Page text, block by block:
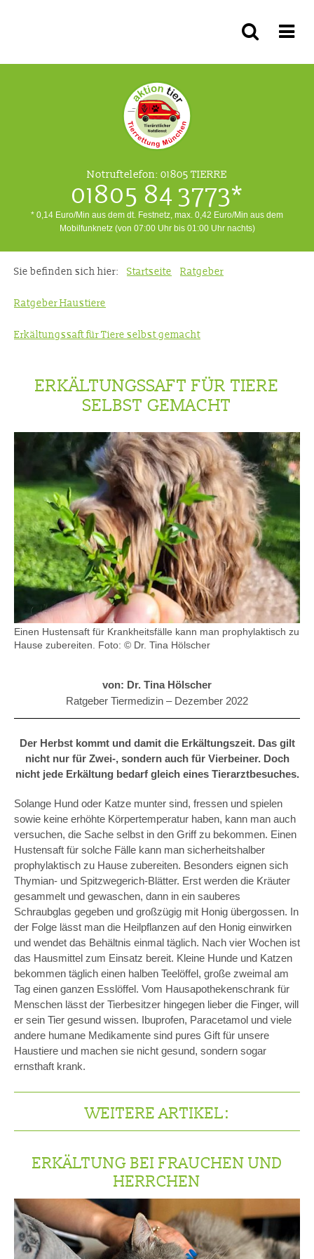
Notruftelefon: 01805 TIERRE
01805 84 3773*
* 0,14 Euro/Min aus dem dt. Festnetz, max. 0,42 Euro/Min aus dem
Mobilfunknetz (von 07:00 Uhr bis 01:00 Uhr nachts)
Sie befinden sich hier: Startseite Ratgeber
Ratgeber Haustiere
Erkältungssaft für Tiere selbst gemacht
ERKÄLTUNGSSAFT FÜR TIERE
SELBST GEMACHT
Einen Hustensaft für Krankheitsfälle kann man prophylaktisch zu
Hause zubereiten. Foto: © Dr. Tina Hölscher
von: Dr. Tina Hölscher
Ratgeber Tiermedizin – Dezember 2022
Der Herbst kommt und damit die Erkältungszeit. Das gilt
nicht nur für Zwei-, sondern auch für Vierbeiner. Doch
nicht jede Erkältung bedarf gleich eines Tierarztbesuches.
Solange Hund oder Katze munter sind, fressen und spielen
sowie keine erhöhte Körpertemperatur haben, kann man auch
versuchen, die Sache selbst in den Griff zu bekommen. Einen
Hustensaft für solche Fälle kann man sicherheitshalber
prophylaktisch zu Hause zubereiten. Besonders eignen sich
Thymian- und Spitzwegerich-Blätter. Erst werden die Kräuter
gesammelt und gewaschen, dann in ein sauberes
Schraubglas gegeben und großzügig mit Honig übergossen. In
der Folge lässt man die Heilpflanzen auf den Honig einwirken
und wendet das Behältnis einmal täglich. Nach vier Wochen ist
das Hausmittel zum Einsatz bereit. Kleine Hunde und Katzen
bekommen täglich einen halben Teelöffel, große zweimal am
Tag einen ganzen Esslöffel. Vom Hausapothekenschrank für
Menschen lässt der Tierbesitzer hingegen lieber die Finger, will
er sein Tier gesund wissen. Ibuprofen, Paracetamol und viele
andere humane Medikamente sind pures Gift für unsere
Haustiere und machen sie nicht gesund, sondern sogar
ernsthaft krank.
WEITERE ARTIKEL:
ERKÄLTUNG BEI FRAUCHEN UND
HERRCHEN